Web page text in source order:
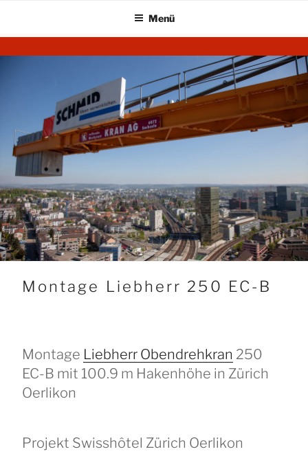
Zum
InhaltKRAN AG
Startseite
Menü
Montage Liebherr 250 EC-B
Montage Liebherr Obendrehkran 250
EC-B mit 100.9 m Hakenhöhe in Zürich
Oerlikon
Projekt Swisshôtel Zürich Oerlikon